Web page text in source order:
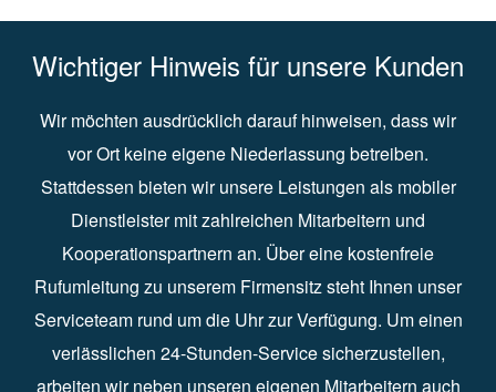
Wichtiger Hinweis für unsere Kunden
Wir möchten ausdrücklich darauf hinweisen, dass wir
vor Ort keine eigene Niederlassung betreiben.
Stattdessen bieten wir unsere Leistungen als mobiler
Dienstleister mit zahlreichen Mitarbeitern und
Kooperationspartnern an. Über eine kostenfreie
Rufumleitung zu unserem Firmensitz steht Ihnen unser
Serviceteam rund um die Uhr zur Verfügung. Um einen
verlässlichen 24-Stunden-Service sicherzustellen,
arbeiten wir neben unseren eigenen Mitarbeitern auch